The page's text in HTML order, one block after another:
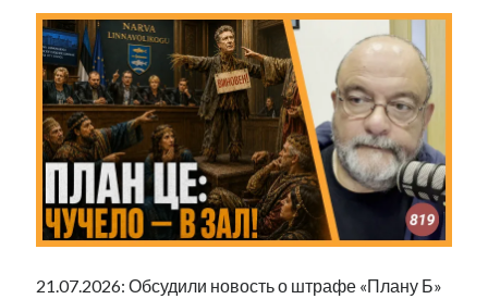
Narva
820
21.07.2026: Обсудили новость о штрафе «Плану Б»